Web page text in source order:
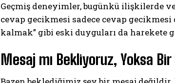
Geçmiş deneyimler, bugünkü ilişkilerde
cevap gecikmesi sadece cevap
kalmak” gibi eski duyguları da harekete
Mesaj mı Bekliyoruz, Yoksa